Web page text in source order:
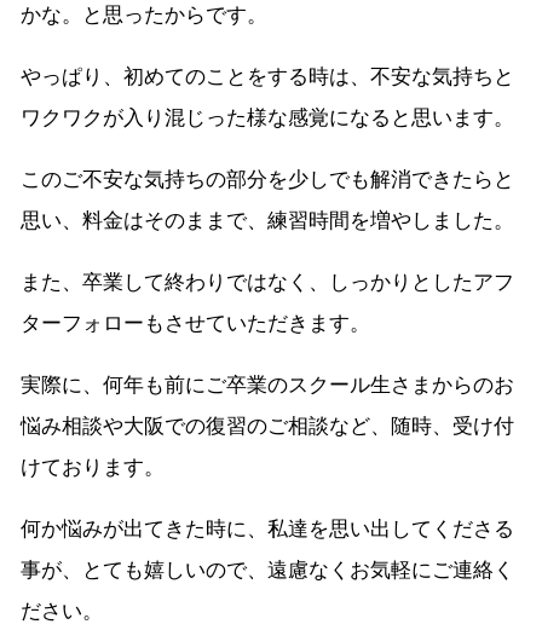
かな。と思ったからです。
やっぱり、初めてのことをする時は、不安な気持ちと
ワクワクが入り混じった様な感覚になると思います。
このご不安な気持ちの部分を少しでも解消できたらと
思い、料金はそのままで、練習時間を増やしました。
また、卒業して終わりではなく、しっかりとしたアフ
ターフォローもさせていただきます。
実際に、何年も前にご卒業のスクール生さまからのお
悩み相談や大阪での復習のご相談など、随時、受け付
けております。
何か悩みが出てきた時に、私達を思い出してくださる
事が、とても嬉しいので、遠慮なくお気軽にご連絡く
ださい。